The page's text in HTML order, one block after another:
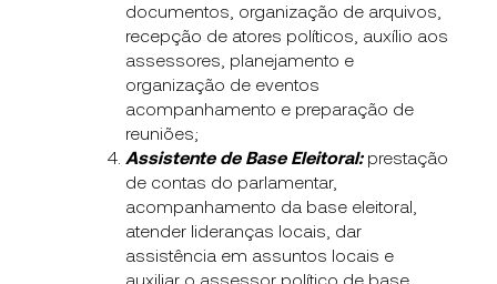
documentos, organização de arquivos,
recepção de atores políticos, auxílio aos
assessores, planejamento e
organização de eventos
acompanhamento e preparação de
reuniões;
Assistente de Base Eleitoral:prestação
de contas do parlamentar,
acompanhamento da base eleitoral,
atender lideranças locais, dar
assistência em assuntos locais e
auxiliar o assessor político de base.